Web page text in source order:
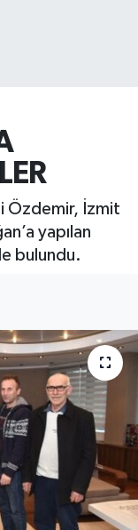
Özdemir, İzmit
yapılan
bulundu.